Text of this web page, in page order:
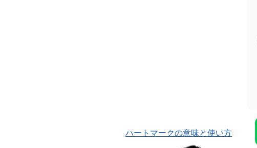
ハートマークの意味と使い方